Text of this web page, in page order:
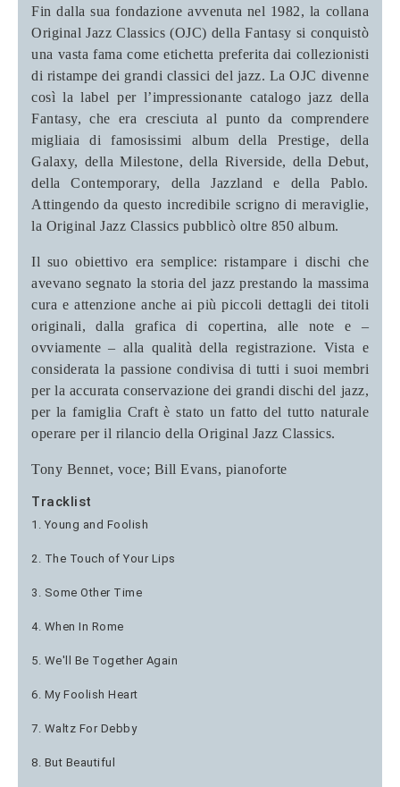
Fin dalla sua fondazione avvenuta nel 1982, la collana
Original Jazz Classics (OJC) della Fantasy si conquistò
una vasta fama come etichetta preferita dai collezionisti
di ristampe dei grandi classici del jazz. La OJC divenne
così la label per l’impressionante catalogo jazz della
Fantasy, che era cresciuta al punto da comprendere
migliaia di famosissimi album della Prestige, della
Galaxy, della Milestone, della Riverside, della Debut,
della Contemporary, della Jazzland e della Pablo.
Attingendo da questo incredibile scrigno di meraviglie,
la Original Jazz Classics pubblicò oltre 850 album.
Il suo obiettivo era semplice: ristampare i dischi che
avevano segnato la storia del jazz prestando la massima
cura e attenzione anche ai più piccoli dettagli dei titoli
originali, dalla grafica di copertina, alle note e –
ovviamente – alla qualità della registrazione. Vista e
considerata la passione condivisa di tutti i suoi membri
per la accurata conservazione dei grandi dischi del jazz,
per la famiglia Craft è stato un fatto del tutto naturale
operare per il rilancio della Original Jazz Classics.
Tony Bennet, voce; Bill Evans, pianoforte
Tracklist
1. Young and Foolish
2. The Touch of Your Lips
3. Some Other Time
4. When In Rome
5. We'll Be Together Again
6. My Foolish Heart
7. Waltz For Debby
8. But Beautiful